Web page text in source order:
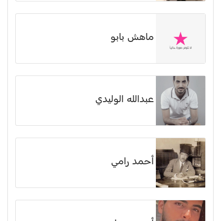
ماهش بابو
عبدالله الوليدي
أحمد رامي